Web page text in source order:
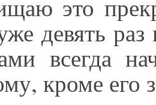
это
девять
всегда
кроме его